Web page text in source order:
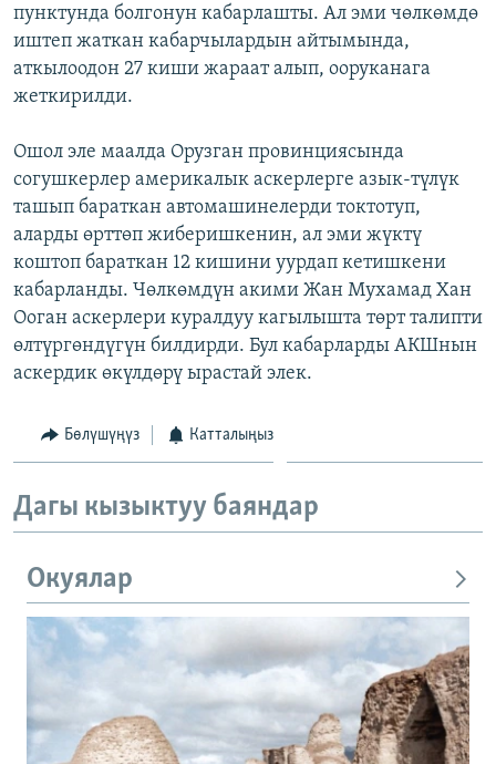
АЗАТТЫК+
пунктунда болгонун кабарлашты. Ал эми чөлкөмдө
иштеп жаткан кабарчылардын айтымында,
аткылоодон 27 киши жараат алып, ооруканага
жеткирилди.
Ошол эле маалда Орузган провинциясында
согушкерлер америкалык аскерлерге азык-түлүк
ташып бараткан автомашинелерди токтотуп,
аларды өрттөп жиберишкенин, ал эми жүктү
коштоп бараткан 12 кишини уурдап кетишкени
кабарланды. Чөлкөмдүн акими Жан Мухамад Хан
Ооган аскерлери куралдуу кагылышта төрт талипти
өлтүргөндүгүн билдирди. Бул кабарларды АКШнын
аскердик өкүлдөрү ырастай элек.
Бөлүшүңүз Катталыңыз
Дагы кызыктуу баяндар
Окуялар